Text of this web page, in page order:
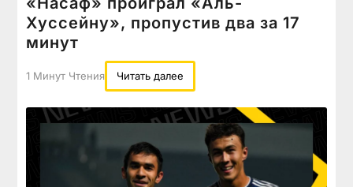
Хуссейну», пропустив два за 17
минут
1 Минут Чтения Читать далее